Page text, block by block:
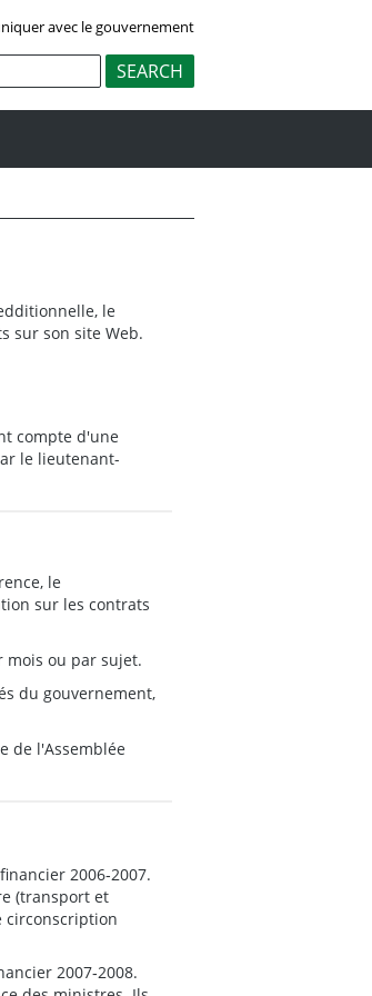
avec le gouvernement
le
sur son site Web.
compte d'une
le lieutenant-
le
sur les contrats
mois ou par sujet.
du gouvernement,
de l'Assemblée
2006‑2007.
(transport et
circonscription
2007‑2008.